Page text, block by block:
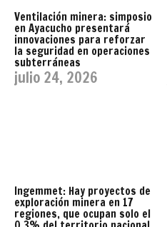
Ventilación minera: simposio
en Ayacucho presentará
innovaciones para reforzar
la seguridad en operaciones
subterráneas
julio 24, 2026
Ingemmet: Hay proyectos de
exploración minera en 17
regiones, que ocupan solo el